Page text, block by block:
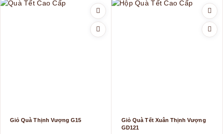
Giỏ Quà Thịnh Vượng G15
Giỏ Quà Tết Xuân Thịnh Vượng
GD121